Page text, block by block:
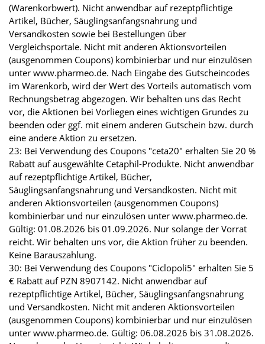
(Warenkorbwert). Nicht anwendbar auf rezeptpflichtige
Artikel, Bücher, Säuglingsanfangsnahrung und
Versandkosten sowie bei Bestellungen über
Vergleichsportale. Nicht mit anderen Aktionsvorteilen
(ausgenommen Coupons) kombinierbar und nur einzulösen
unter www.pharmeo.de. Nach Eingabe des Gutscheincodes
im Warenkorb, wird der Wert des Vorteils automatisch vom
Rechnungsbetrag abgezogen. Wir behalten uns das Recht
vor, die Aktionen bei Vorliegen eines wichtigen Grundes zu
beenden oder ggf. mit einem anderen Gutschein bzw. durch
eine andere Aktion zu ersetzen.
23: Bei Verwendung des Coupons "ceta20" erhalten Sie 20 %
Rabatt auf ausgewählte Cetaphil-Produkte. Nicht anwendbar
auf rezeptpflichtige Artikel, Bücher,
Säuglingsanfangsnahrung und Versandkosten. Nicht mit
anderen Aktionsvorteilen (ausgenommen Coupons)
kombinierbar und nur einzulösen unter www.pharmeo.de.
Gültig: 01.08.2026 bis 01.09.2026. Nur solange der Vorrat
reicht. Wir behalten uns vor, die Aktion früher zu beenden.
Keine Barauszahlung.
30: Bei Verwendung des Coupons "Ciclopoli5" erhalten Sie 5
€ Rabatt auf PZN 8907142. Nicht anwendbar auf
rezeptpflichtige Artikel, Bücher, Säuglingsanfangsnahrung
und Versandkosten. Nicht mit anderen Aktionsvorteilen
(ausgenommen Coupons) kombinierbar und nur einzulösen
unter www.pharmeo.de. Gültig: 06.08.2026 bis 31.08.2026.